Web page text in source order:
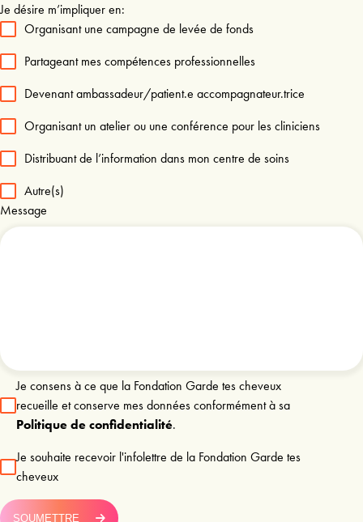
Je désire m’impliquer en:
Organisant une campagne de levée de fonds
Partageant mes compétences professionnelles
Devenant ambassadeur/patient.e accompagnateur.trice
Organisant un atelier ou une conférence pour les cliniciens
Distribuant de l’information dans mon centre de soins
Autre(s)
Message
Je consens à ce que la Fondation Garde tes cheveux
recueille et conserve mes données conformément à sa
Politique de confidentialité.
Je souhaite recevoir l'infolettre de la Fondation Garde tes
cheveux
SOUMETTRE